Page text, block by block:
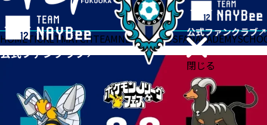
閉じる
HOMETICKETMATCHTEAMNEWSGOODSFANACADEMY